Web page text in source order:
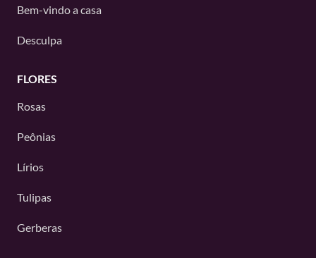
Bem-vindo a casa
Desculpa
FLORES
Rosas
Peônias
Lírios
Tulipas
Gerberas